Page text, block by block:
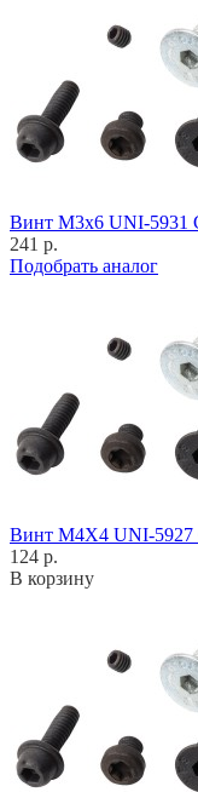
Винт M3x6 UNI-5931
241 р.
Подобрать аналог
Винт M4X4 UNI-5927
124 р.
В корзину